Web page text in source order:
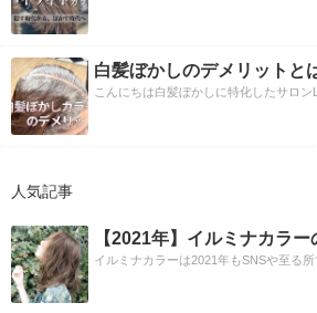
こんにちは白髪ぼかしに特化したサロン
人気記事
イルミナカラーは2021年もSNSや至る所